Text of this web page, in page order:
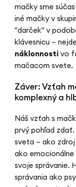
mačky sme
iné mačky v
"darček" v
klávesnicu –
náklonnosti vo
mačacom svete.
Záver: Vzťah
komplexný a
Náš vzťah s
prvý pohľad
sveta – ako
ako
svoje správanie.
správania ako